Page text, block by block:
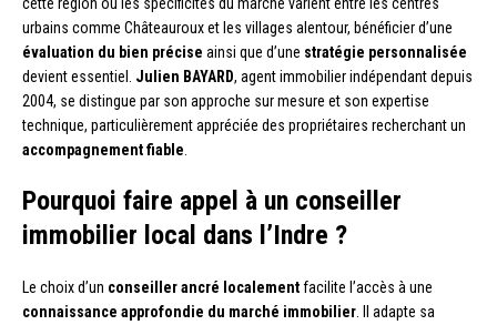
urbains comme Châteauroux et les villages alentour, bénéficier d’une
évaluation du bien précise ainsi que d’une stratégie personnalisée
devient essentiel. Julien BAYARD, agent immobilier indépendant depuis
2004, se distingue par son approche sur mesure et son expertise
technique, particulièrement appréciée des propriétaires recherchant un
accompagnement fiable
Pourquoi faire appel à un conseiller
immobilier local dans l’Indre ?
Le choix d’un conseiller ancré localementfacilite l’accès à une
connaissance approfondie du marché immobilier . Il adapte sa